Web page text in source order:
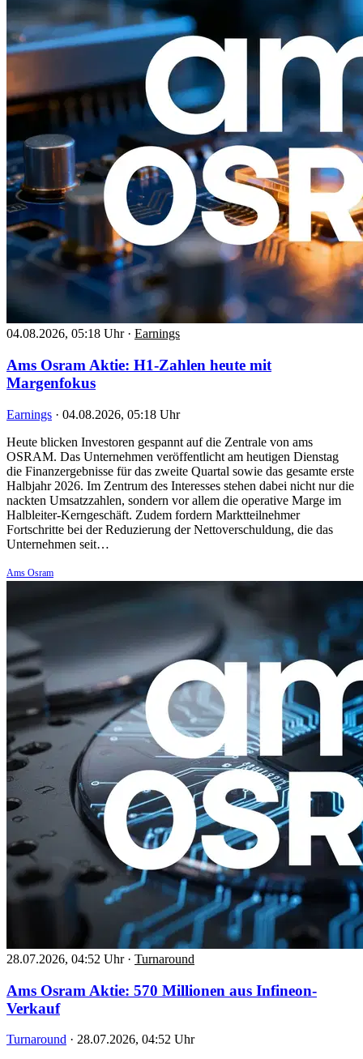
04.08.2026, 05:18 Uhr · Earnings
Ams Osram Aktie: H1-Zahlen heute mit
Margenfokus
Earnings · 04.08.2026, 05:18 Uhr
Heute blicken Investoren gespannt auf die Zentrale von ams
OSRAM. Das Unternehmen veröffentlicht am heutigen Dienstag
die Finanzergebnisse für das zweite Quartal sowie das gesamte erste
Halbjahr 2026. Im Zentrum des Interesses stehen dabei nicht nur die
nackten Umsatzzahlen, sondern vor allem die operative Marge im
Halbleiter-Kerngeschäft. Zudem fordern Marktteilnehmer
Fortschritte bei der Reduzierung der Nettoverschuldung, die das
Unternehmen seit…
Ams Osram
28.07.2026, 04:52 Uhr · Turnaround
Ams Osram Aktie: 570 Millionen aus Infineon-
Verkauf
Turnaround · 28.07.2026, 04:52 Uhr